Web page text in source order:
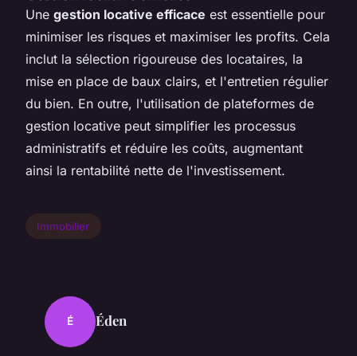
Une gestion locative efficace est essentielle pour
minimiser les risques et maximiser les profits. Cela
inclut la sélection rigoureuse des locataires, la
mise en place de baux clairs, et l'entretien régulier
du bien. En outre, l'utilisation de plateformes de
gestion locative peut simplifier les processus
administratifs et réduire les coûts, augmentant
ainsi la rentabilité nette de l'investissement.
Immobilier
É Éden